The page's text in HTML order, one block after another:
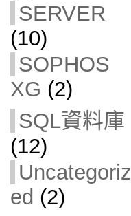
SERVER
(10)
SOPHOS
XG (2)
SQL資料庫
(12)
Uncategoriz
ed (2)